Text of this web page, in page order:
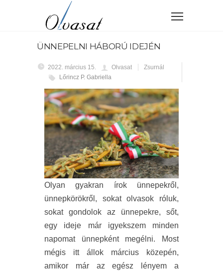
ÜNNEPELNI HÁBORÚ IDEJÉN
2022. március 15. Olvasat
Zsurnál
Lőrincz P. Gabriella
Olyan gyakran írok ünnepekről,
ünnepkörökről, sokat olvasok róluk,
sokat gondolok az ünnepekre, sőt,
egy ideje már igyekszem minden
napomat ünnepként megélni. Most
mégis itt állok március közepén,
amikor már az egész lényem a